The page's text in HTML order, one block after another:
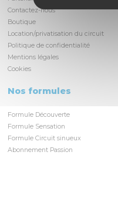
Contactez-nous
Boutique
Location/privatisation du circuit
Politique de confidentialité
Mentions légales
Cookies
Nos formules
Formule Découverte
Formule Sensation
Formule Circuit sinueux
Abonnement Passion